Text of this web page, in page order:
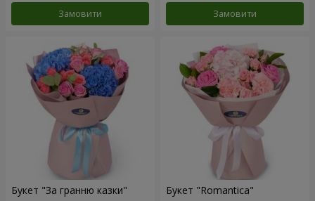
Замовити Замовити
Букет "За гранню казки" Букет "Romantica"